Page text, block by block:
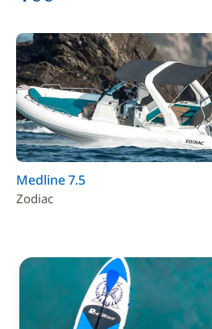
Medline 7.5
Zodiac